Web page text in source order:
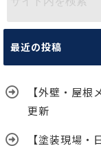
最近の投稿
【外壁・屋
更新
【塗装現場